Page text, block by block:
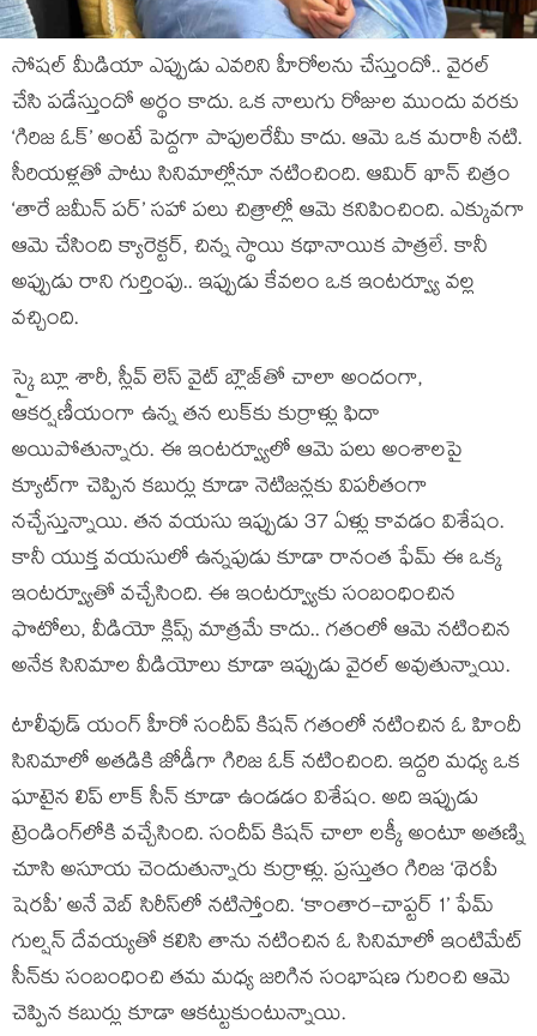
సోషల్ మీడియా ఎప్పుడు ఎవరిని హీరోలను చేస్తుందో.. వైరల్
చేసి పడేస్తుందో అర్థం కాదు. ఒక నాలుగు రోజుల ముందు వరకు
‘గిరిజ ఓక్’ అంటే పెద్దగా పాపులరేమీ కాదు. ఆమె ఒక మరాఠీ నటి.
సీరియళ్లతో పాటు సినిమాల్లోనూ నటించింది. ఆమిర్ ఖాన్ చిత్రం
‘తారే జమీన్ పర్’ సహా పలు చిత్రాల్లో ఆమె కనిపించింది. ఎక్కువగా
ఆమె చేసింది క్యారెక్టర్, చిన్న స్థాయి కథానాయిక పాత్రలే. కానీ
అప్పుడు రాని గుర్తింపు.. ఇప్పుడు కేవలం ఒక ఇంటర్వ్యూ వల్ల
వచ్చింది.
స్కై బ్లూ శారీ, స్లీవ్ లెస్ వైట్ బ్లౌజ్‌తో చాలా అందంగా,
ఆకర్షణీయంగా ఉన్న తన లుక్‌కు కుర్రాళ్లు ఫిదా
అయిపోతున్నారు. ఈ ఇంటర్వ్యూలో ఆమె పలు అంశాలపై
క్యూట్‌గా చెప్పిన కబుర్లు కూడా నెటిజన్లకు విపరీతంగా
నచ్చేస్తున్నాయి. తన వయసు ఇప్పుడు 37 ఏళ్లు కావడం విశేషం.
కానీ యుక్త వయసులో ఉన్నపుడు కూడా రానంత ఫేమ్ ఈ ఒక్క
ఇంటర్వ్యూతో వచ్చేసింది. ఈ ఇంటర్వ్యూకు సంబంధించిన
ఫొటోలు, వీడియో క్లిప్స్ మాత్రమే కాదు.. గతంలో ఆమె నటించిన
అనేక సినిమాల వీడియోలు కూడా ఇప్పుడు వైరల్ అవుతున్నాయి.
టాలీవుడ్ యంగ్ హీరో సందీప్ కిషన్ గతంలో నటించిన ఓ హిందీ
సినిమాలో అతడికి జోడీగా గిరిజ ఓక్ నటించింది. ఇద్దరి మధ్య ఒక
ఘాటైన లిప్ లాక్ సీన్ కూడా ఉండడం విశేషం. అది ఇప్పుడు
ట్రెండింగ్‌లోకి వచ్చేసింది. సందీప్ కిషన్ చాలా లక్కీ అంటూ అతణ్ని
చూసి అసూయ చెందుతున్నారు కుర్రాళ్లు. ప్రస్తుతం గిరిజ ‘థెరపీ
షెరపీ’ అనే వెబ్ సిరీస్‌లో నటిస్తోంది. ‘కాంతార-చాప్టర్ 1’ ఫేమ్
గుల్షన్ దేవయ్యతో కలిసి తాను నటించిన ఓ సినిమాలో ఇంటిమేట్
సీన్‌కు సంబంధించి తమ మధ్య జరిగిన సంభాషణ గురించి ఆమె
చెప్పిన కబుర్లు కూడా ఆకట్టుకుంటున్నాయి.